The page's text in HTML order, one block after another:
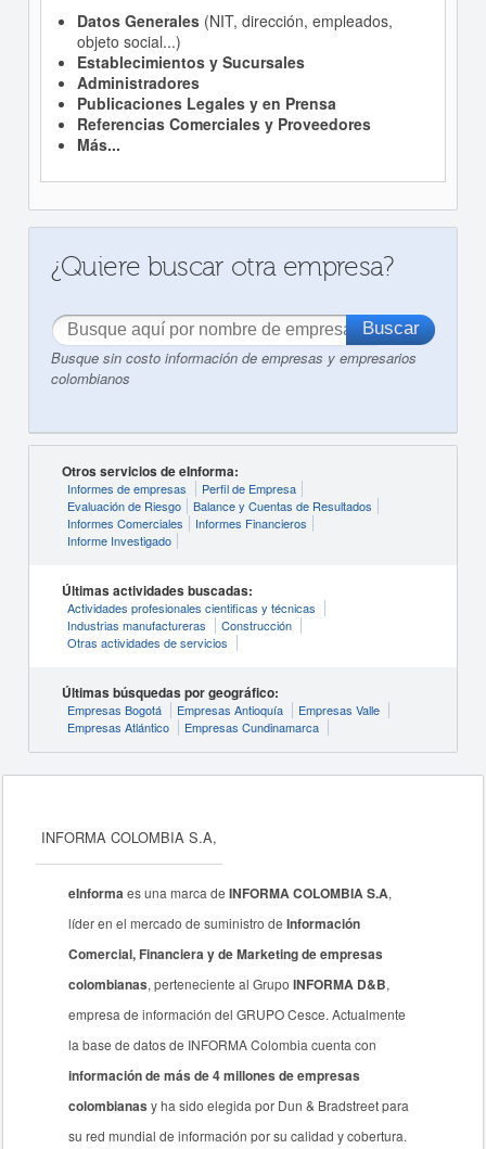
Datos Generales(NIT, dirección, empleados,
objeto social...)
Establecimientos y Sucursales
Administradores
Publicaciones Legales y en Prensa
Referencias Comerciales y Proveedores
Más...
¿Quiere buscar otra empresa?
Busque sin costo información de empresas y empresarios
colombianos
Otros servicios de eInforma:
Informes de empresas
Perfil de Empresa
Evaluación de Riesgo
Balance y Cuentas de Resultados
Informes Comerciales
Informes Financieros
Informe Investigado
Últimas actividades buscadas:
Actividades profesionales cientificas y técnicas
Industrias manufactureras
Construcción
Otras actividades de servicios
Últimas búsquedas por geográfico:
Empresas Bogotá Empresas Antioquía
Empresas Valle
Empresas Atlántico
Empresas Cundinamarca
INFORMA COLOMBIA S.A,
eInformaes una marca deINFORMA COLOMBIA S.A,
líder en el mercado de suministro deInformación
Comercial, Financiera y de Marketing de empresas
colombianas, perteneciente al GrupoINFORMA D&B,
empresa de información del GRUPO Cesce. Actualmente
la base de datos de INFORMA Colombia cuenta con
información de más de 4 millones de empresas
colombianas y ha sido elegida por Dun & Bradstreet para
su red mundial de información por su calidad y cobertura.